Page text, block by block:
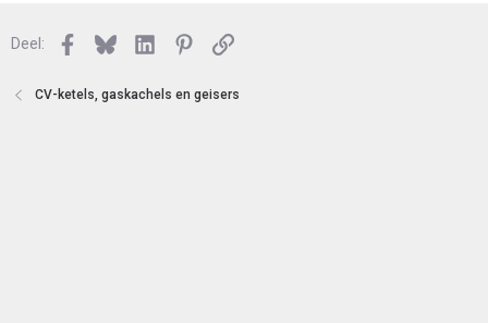
Deel: Facebook
BlueskyLinkedInPinterest
Link
CV-ketels, gaskachels en geisers